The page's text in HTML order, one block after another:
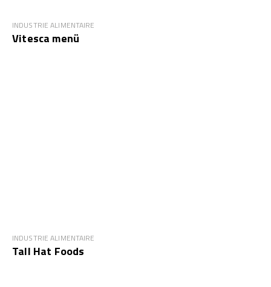
INDUSTRIE ALIMENTAIRE
Vitesca menü
INDUSTRIE ALIMENTAIRE
Tall Hat Foods